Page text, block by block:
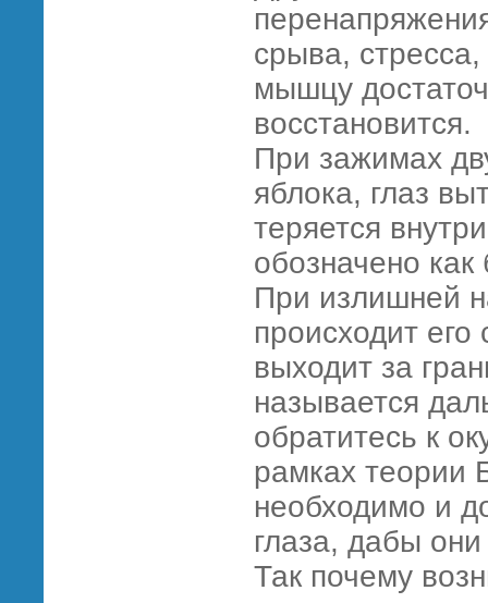
срыва,
мышцу
восстановится.
При зажимах
яблока, глаз
теряется
обозначено как
При излишней
происходит
выходит за
называется
обратитесь к
рамках теории
необходимо и
глаза, дабы
Так почему